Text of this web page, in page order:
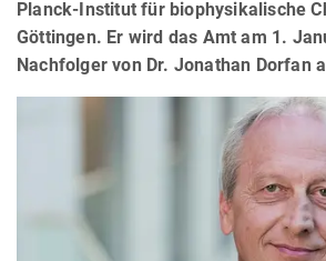
Planck-Institut für biophysikalische
Göttingen. Er wird das Amt am 1.
Nachfolger von Dr. Jonathan Dorfan